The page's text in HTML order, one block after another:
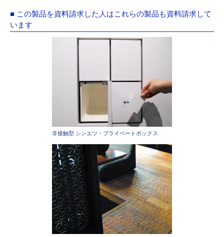
■ この製品を資料請求した人はこれらの製品も資料請求して
います
非接触型 シンエツ・プライベートボックス